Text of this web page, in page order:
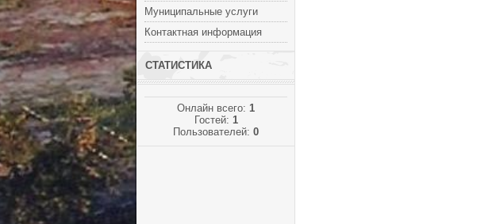
Муниципальные услуги
Контактная информация
СТАТИСТИКА
Онлайн всего: 1
Гостей: 1
Пользователей: 0